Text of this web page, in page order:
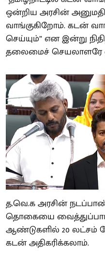
ஒன்றிய அரசின்
வாங்குகிறோம். கடன்
செய்யும்” என இன்று
தலைமைச் செயலாளரே
த.வெ.க அரசின்
தொகையை
ஆண்டுகளில் 20 லட்சம்
கடன் அதிகரிக்கலாம்.